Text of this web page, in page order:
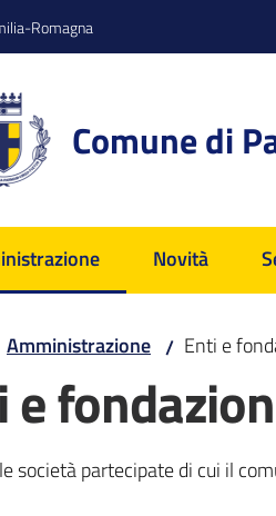
Romagna
Comune di
selezionato Novità
Amministrazione / Enti e
e
società partecipate di cui il